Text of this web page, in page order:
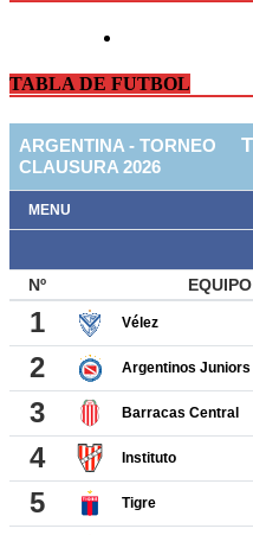
TABLA DE FUTBOL